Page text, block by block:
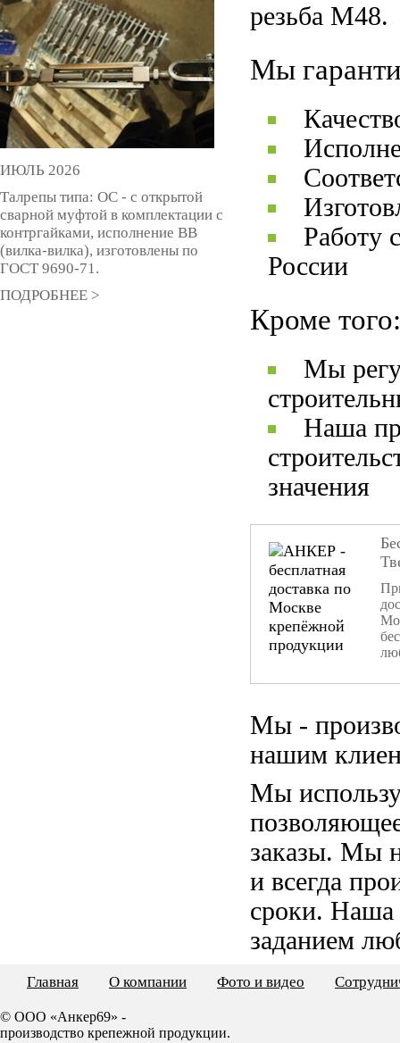
резьба М48.
Мы
Работу
России
Кроме того:
Мы
Наша
значения
Мы -
нашим
Мы
заказы. Мы
и всегда
сроки. Наша
заданием
ИЮЛЬ 2026
Талрепы типа: ОС - с открытой
сварной муфтой в комплектации с
контргайками, исполнение ВВ
(вилка-вилка), изготовлены по
ГОСТ 9690-71.
ПОДРОБНЕЕ >
Главная О компании Фото и видео
© ООО «Анкер69» -
производство крепежной продукции.